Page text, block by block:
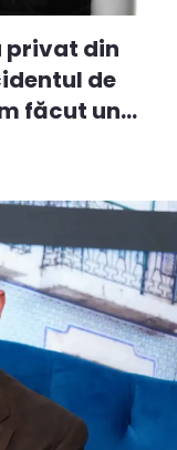
privat din
de
făcut un